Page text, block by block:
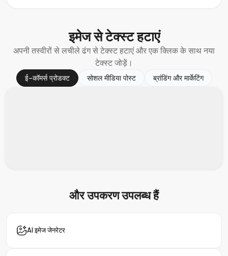
इमेज सेटेक्स्ट हटाएं
अपनी तस्वीरों से लचीले ढंग से टेक्स्ट हटाएं और एक क्लिक के साथ नया
टेक्स्ट जोड़ें।
ई-कॉमर्स प्रोडक्ट सोशल मीडिया पोस्ट ब्रांडिंग और मार्केटिंग
और उपकरणउपलब्ध हैं
AI इमेज जेनरेटर